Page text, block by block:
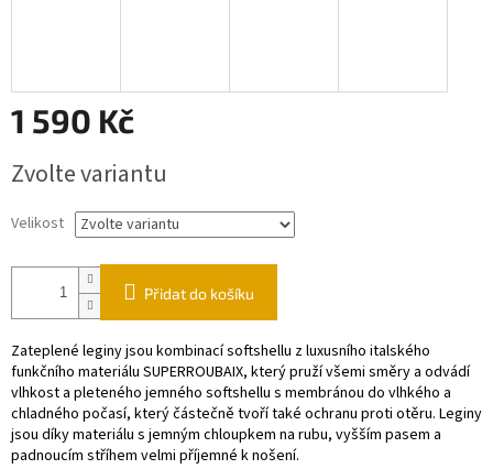
1 590 Kč
cena:
Zvolte variantu
Velikost
Přidat do košíku
Zateplené leginy jsou kombinací softshellu z luxusního italského
funkčního materiálu SUPERROUBAIX, který pruží všemi směry a odvádí
vlhkost a pleteného jemného softshellu s membránou do vlhkého a
chladného počasí, který částečně tvoří také ochranu proti otěru. Leginy
jsou díky materiálu s jemným chloupkem na rubu, vyšším pasem a
padnoucím stříhem velmi příjemné k nošení.